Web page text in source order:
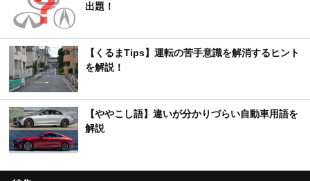
出題！
【くるまTips】運転の苦手意識を解消するヒント
を解説！
【ややこし語】違いが分かりづらい自動車用語を
解説